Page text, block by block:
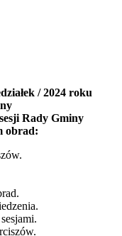
/ 2024 roku
Rady Gminy
obrad: